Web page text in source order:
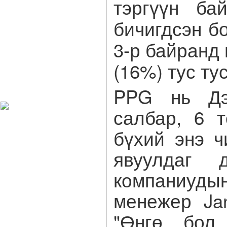
тэргүүн
бичигдсэн
3-р байранд
(16%) тус
PPG нь
салбар, 6
бүхий энэ
явуулдаг
менежер
"Өнгө